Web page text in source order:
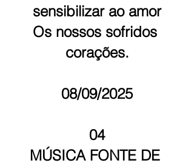
sensibilizar ao amor
Os nossos sofridos
corações.
08/09/2025
04
MÚSICA FONTE DE